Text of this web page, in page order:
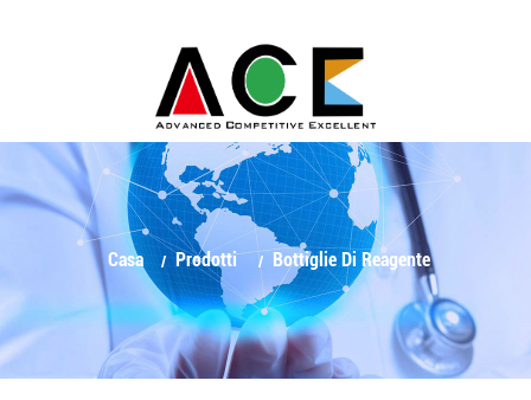
Casa Prodotti Bottiglie Di Reagente